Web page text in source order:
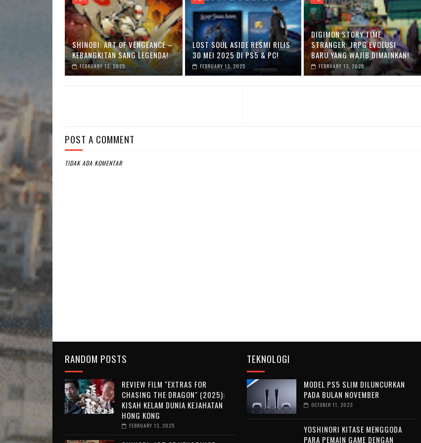
SHINOBI: ART OF VENGEANCE –
KEBANGKITAN SANG LEGENDA!
FEBRUARY 13, 2025
LOST SOUL ASIDE RESMI RILIS
30 MEI 2025 DI PS5 & PC!
FEBRUARY 13, 2025
DIGIMON STORY TIME
STRANGER: JRPG EVOLUSI
BARU YANG WAJIB DIMAINKAN!
FEBRUARY 13, 2025
POST A COMMENT
TIDAK ADA KOMENTAR
RANDOM POSTS
REVIEW FILM "EXTRAS FOR
CHASING THE DRAGON" (2025):
KISAH KELAM DUNIA KEJAHATAN
HONG KONG
FEBRUARY 13, 2025
TEKNOLOGI
MODEL PS5 SLIM DILUNCURKAN
PADA BULAN NOVEMBER
OCTOBER 11, 2023
YOSHINORI KITASE MENGGODA
PARA PEMAIN GAME DENGAN